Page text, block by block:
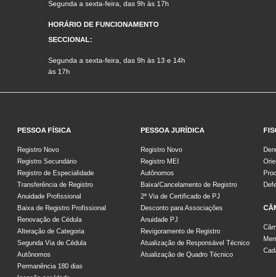
Segunda a sexta-feira, das 9h às 17h
HORÁRIO DE FUNCIONAMENTO
SECCIONAL:
Segunda a sexta-feira, das 9h às 13 e 14h
às 17h
PESSOA FÍSICA
Registro Novo
Registro Secundário
Registro de Especialidade
Transferência de Registro
Anuidade Profissional
Baixa de Registro Profissional
Renovação de Cédula
Alteração de Categoria
Segunda Via de Cédula
Autônomos
Permanência 180 dias
PESSOA JURÍDICA
Registro Novo
Registro MEI
Autônomos
Baixa/Cancelamento de Registro
2ª Via de Certificado de PJ
Desconto para Associações
Anuidade PJ
Revigoramento de Registro
Atualização de Responsável Técnico
Atualização de Quadro Técnico